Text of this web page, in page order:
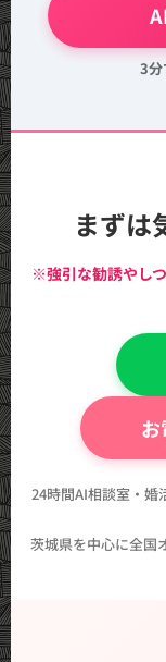
💖
3分
まずは
※強引な勧誘やし
📞
24時間AI相談室・婚
茨城県を中心に全国